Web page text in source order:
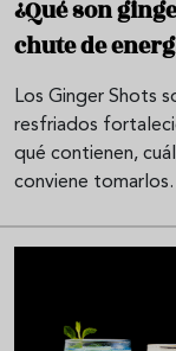
¿Qué son
chute de
Los Ginger Shots
resfriados
qué contienen,
conviene tomarlos.